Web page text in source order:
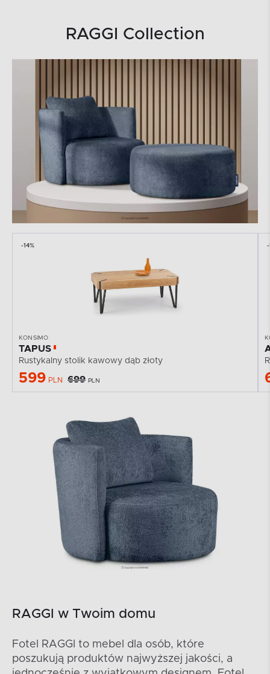
RAGGI Collection
-14%
KONSIMO
TAPUS
Rustykalny stolik kawowy dąb złoty
599 PLN 699 PLN
-
RAGGI w Twoim domu
Fotel RAGGI to mebel dla osób, które
poszukują produktów najwyższej jakości, a